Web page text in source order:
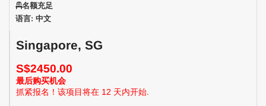
名额充足
语言: 中文
Singapore, SG
S$2450.00
最后购买机会
抓紧报名！该项目将在 12 天内开始.